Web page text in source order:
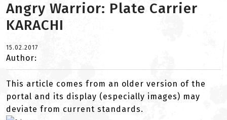
Angry Warrior: Plate Carrier
KARACHI
15.02.2017
Author:
This article comes from an older version of the
portal and its display (especially images) may
deviate from current standards.